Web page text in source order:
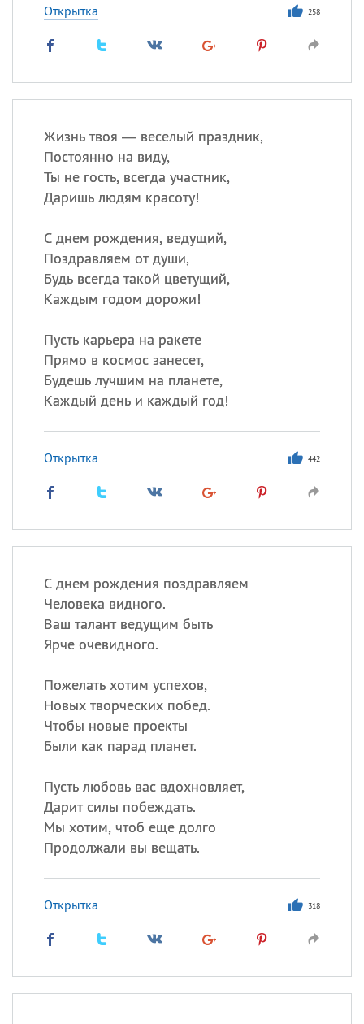
Открытка 258
Жизнь твоя — веселый праздник,
Постоянно на виду,
Ты не гость, всегда участник,
Даришь людям красоту!
С днем рождения, ведущий,
Поздравляем от души,
Будь всегда такой цветущий,
Каждым годом дорожи!
Пусть карьера на ракете
Прямо в космос занесет,
Будешь лучшим на планете,
Каждый день и каждый год!
Открытка 442
С днем рождения поздравляем
Человека видного.
Ваш талант ведущим быть
Ярче очевидного.
Пожелать хотим успехов,
Новых творческих побед.
Чтобы новые проекты
Были как парад планет.
Пусть любовь вас вдохновляет,
Дарит силы побеждать.
Мы хотим, чтоб еще долго
Продолжали вы вещать.
Открытка 318